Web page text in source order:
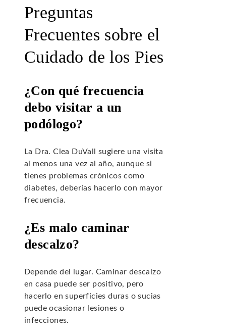
Preguntas
Frecuentes sobre el
Cuidado de los Pies
¿Con qué frecuencia
debo visitar a un
podólogo?
La Dra. Clea DuVall sugiere una visita
al menos una vez al año, aunque si
tienes problemas crónicos como
diabetes, deberías hacerlo con mayor
frecuencia.
¿Es malo caminar
descalzo?
Depende del lugar. Caminar descalzo
en casa puede ser positivo, pero
hacerlo en superficies duras o sucias
puede ocasionar lesiones o
infecciones.